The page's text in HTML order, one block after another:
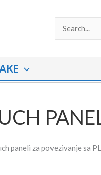
Search
paneli za povezivanje sa